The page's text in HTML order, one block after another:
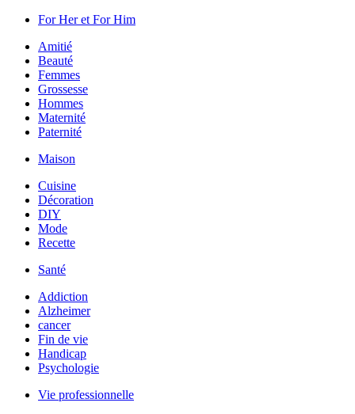
For Her et For Him
Amitié
Beauté
Femmes
Grossesse
Hommes
Maternité
Paternité
Maison
Cuisine
Décoration
DIY
Mode
Recette
Santé
Addiction
Alzheimer
cancer
Fin de vie
Handicap
Psychologie
Vie professionnelle